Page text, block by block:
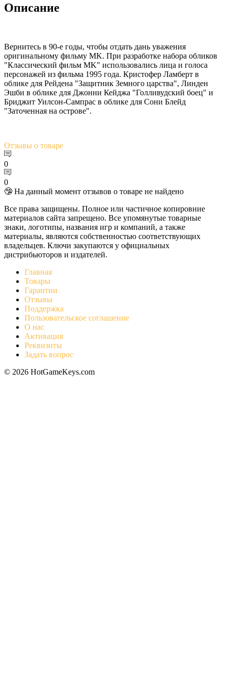
Описание
Вернитесь в 90-е годы, чтобы отдать дань уважения
оригинальному фильму MK. При разработке набора обликов
"Классический фильм MK" использовались лица и голоса
персонажей из фильма 1995 года. Кристофер Ламберт в
облике для Рейдена "Защитник Земного царства", Линден
Эшби в облике для Джонни Кейджа "Голливудский боец" и
Бриджит Уилсон-Сампрас в облике для Сони Блейд
"Заточенная на острове".
Отзывы о товаре
0
0
🤥 На данный момент отзывов о товаре не найдено
Все права защищены. Полное или частичное копировние
материалов сайта запрещено. Все упомянутые товарные
знаки, логотипы, названия игр и компаний, а также
материалы, являются собственностью соответствующих
владельцев. Ключи закупаются у официальных
дистрибьюторов и издателей.
Главная
Товары
Гарантии
Отзывы
Поддержка
Пользовательское соглашение
О нас
Активация
Реквизиты
Задать вопрос
© 2026 HotGameKeys.com